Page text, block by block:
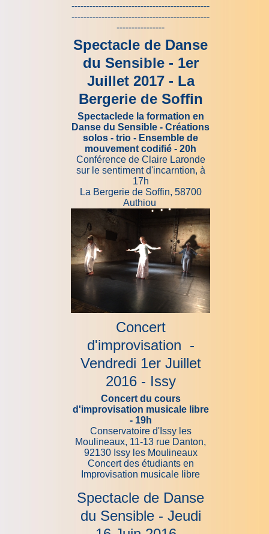
----------------------------------------------
----------------------------------------------
----------------
Spectacle de Danse
du Sensible - 1er
Juillet 2017 - La
Bergerie de Soffin
Spectaclede la formation en
Danse du Sensible - Créations
solos - trio - Ensemble de
mouvement codifié - 20h
Conférence de Claire Laronde
sur le sentiment d'incarntion, à
17h
La Bergerie de Soffin, 58700
Authiou
Concert
d'improvisation -
Vendredi 1er Juillet
2016 - Issy
Concert du cours
d'improvisation musicale libre
- 19h
Conservatoire d'Issy les
Moulineaux, 11-13 rue Danton,
92130 Issy les Moulineaux
Concert des étudiants en
Improvisation musicale libre
Spectacle de Danse
du Sensible - Jeudi